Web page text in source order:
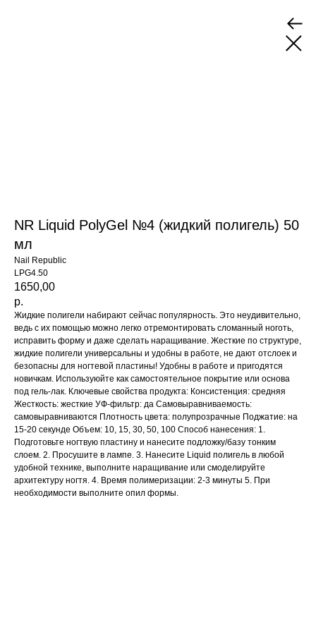
NR Liquid PolyGel №4 (жидкий полигель) 50
мл
Nail Republic
LPG4.50
1650,00
р.
Жидкие полигели набирают сейчас популярность. Это неудивительно,
ведь с их помощью можно легко отремонтировать сломанный ноготь,
исправить форму и даже сделать наращивание. Жесткие по структуре,
жидкие полигели универсальны и удобны в работе, не дают отслоек и
безопасны для ногтевой пластины! Удобны в работе и пригодятся
новичкам. Используюйте как самостоятельное покрытие или основа
под гель-лак. Ключевые свойства продукта: Консистенция: средняя
Жесткость: жесткие УФ-фильтр: да Самовыравниваемость:
самовыравниваются Плотность цвета: полупрозрачные Поджатие: на
15-20 секунде Объем: 10, 15, 30, 50, 100 Способ нанесения: 1.
Подготовьте ногтвую пластину и нанесите подложку/базу тонким
слоем. 2. Просушите в лампе. 3. Нанесите Liquid полигель в любой
удобной технике, выполните наращивание или смоделируйте
архитектуру ногтя. 4. Время полимеризации: 2-3 минуты 5. При
необходимости выполните опил формы.